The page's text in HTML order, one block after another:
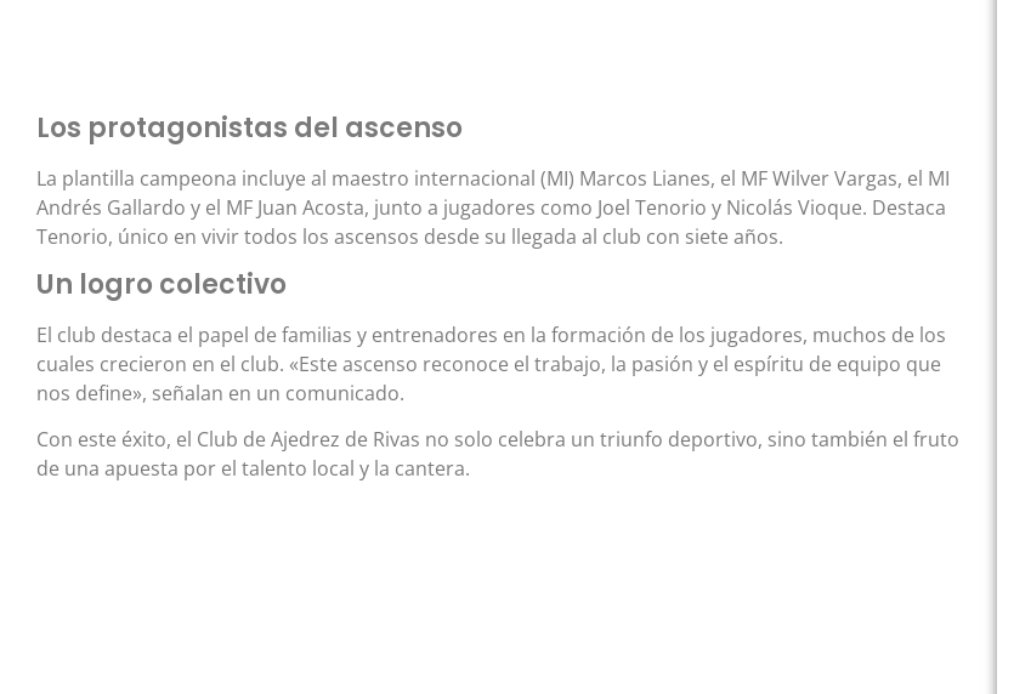
Los protagonistas del ascenso
La plantilla campeona incluye al maestro internacional (MI) Marcos Lianes, el MF Wilver Vargas, el MI
Andrés Gallardo y el MF Juan Acosta, junto a jugadores como Joel Tenorio y Nicolás Vioque. Destaca
Tenorio, único en vivir todos los ascensos desde su llegada al club con siete años.
Un logro colectivo
El club destaca el papel de familias y entrenadores en la formación de los jugadores, muchos de los
cuales crecieron en el club. «Este ascenso reconoce el trabajo, la pasión y el espíritu de equipo que
nos define», señalan en un comunicado.
Con este éxito, el Club de Ajedrez de Rivas no solo celebra un triunfo deportivo, sino también el fruto
de una apuesta por el talento local y la cantera.